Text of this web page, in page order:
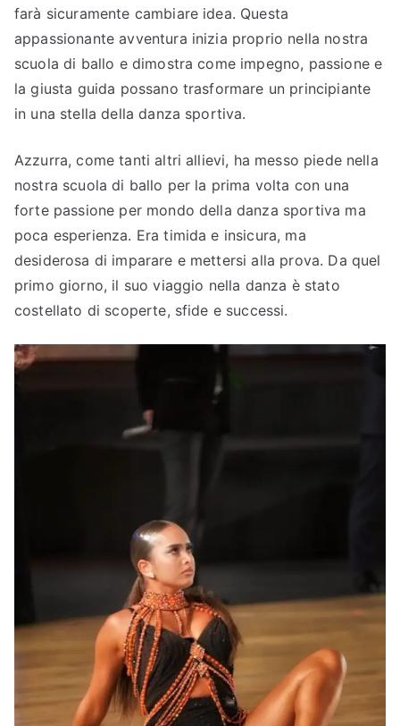
Bal
lo
dri
o
farà sicuramente cambiare idea. Questa
appassionante avventura inizia proprio nella nostra
scuola di ballo e dimostra come impegno, passione e
la giusta guida possano trasformare un principiante
in una stella della danza sportiva.
Azzurra, come tanti altri allievi, ha messo piede nella
nostra scuola di ballo per la prima volta con una
forte passione per mondo della danza sportiva ma
poca esperienza. Era timida e insicura, ma
desiderosa di imparare e mettersi alla prova. Da quel
primo giorno, il suo viaggio nella danza è stato
costellato di scoperte, sfide e successi.